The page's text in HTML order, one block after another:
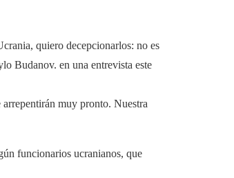
quiero decepcionarlos: no es
Budanov. en una entrevista este
muy pronto. Nuestra
funcionarios ucranianos, que